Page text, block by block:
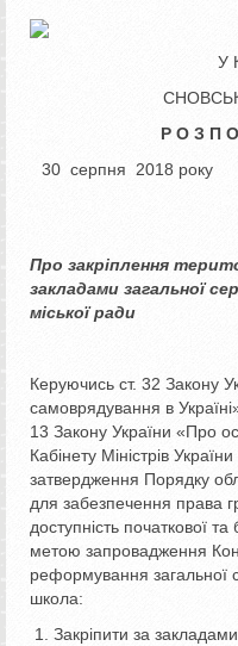
У
Р О З П
30 серпня
Про закріплення
закладами загальної
міської ради
Керуючись ст. 32 Закону
самоврядування в
13 Закону України «Про
Кабінету Міністрів
затвердження Порядку
для забезпечення права
доступність початкової
метою запровадження
реформування загальної
школа:
Закріпити за